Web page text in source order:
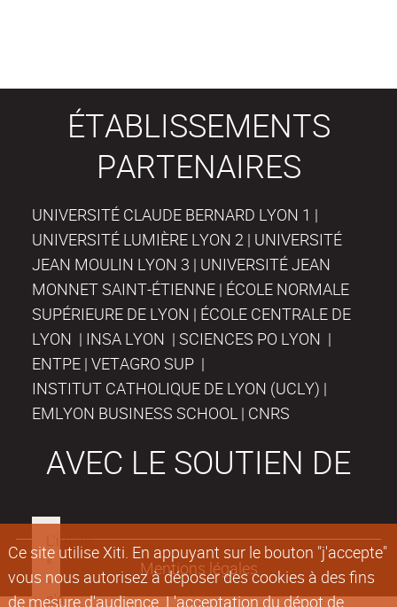
Ce site utilise Xiti. En appuyant sur le bouton "j'accepte"
vous nous autorisez à déposer des cookies à des fins
de mesure d'audience. L'acceptation du dépot de
ÉTABLISSEMENTS
PARTENAIRES
UNIVERSITÉ CLAUDE BERNARD LYON 1 |
UNIVERSITÉ LUMIÈRE LYON 2 | UNIVERSITÉ
JEAN MOULIN LYON 3 | UNIVERSITÉ JEAN
MONNET SAINT-ÉTIENNE | ÉCOLE NORMALE
SUPÉRIEURE DE LYON | ÉCOLE CENTRALE DE
LYON | INSA LYON | SCIENCES PO LYON |
ENTPE | VETAGRO SUP |
INSTITUT CATHOLIQUE DE LYON (UCLY) |
EMLYON BUSINESS SCHOOL | CNRS
AVEC LE SOUTIEN DE
Mentions légales